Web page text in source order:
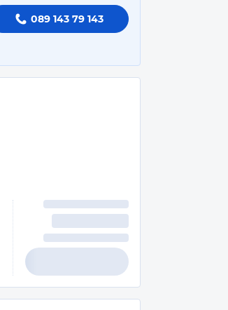
089 143 79 143